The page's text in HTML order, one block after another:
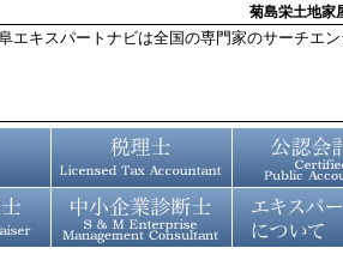
菊島栄土地家
エキスパートナビは全国の専門家のサーチエン